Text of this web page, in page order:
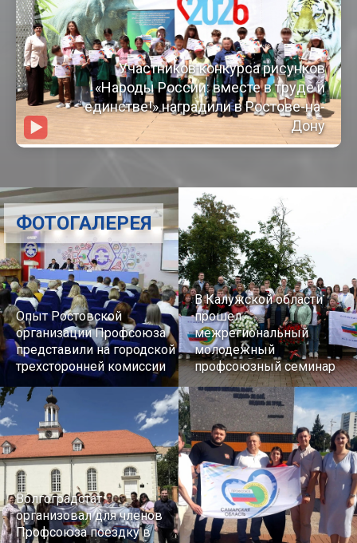
Участников конкурса рисунков
«Народы России: вместе в труде и
единстве!» наградили в Ростове-на-
Дону
Опыт Ростовской
организации Профсоюза
представили на городской
трехсторонней комиссии
В Калужской области
прошел
межрегиональный
молодежный
профсоюзный семинар
Волгоградстат
организовал для членов
Профсоюза поездку в
ФОТОГАЛЕРЕЯ